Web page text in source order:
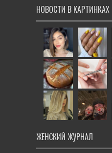
НОВОСТИ В КАРТИНКАХ
ЖЕНСКИЙ ЖУРНАЛ